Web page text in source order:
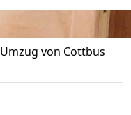
Umzug von Cottbus